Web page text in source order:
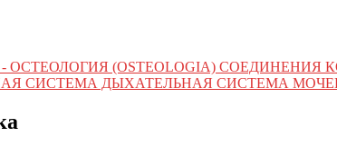
ОСТЕОЛОГИЯ (OSTEOLOGIA)
СИСТЕМА ДЫХАТЕЛЬНАЯ СИСТЕМА